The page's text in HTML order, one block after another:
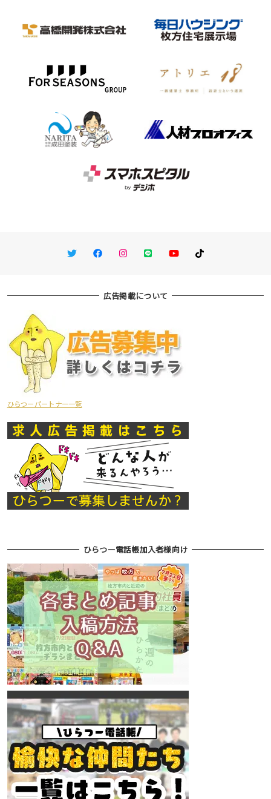
TwitterFacebookInstagram
LINE You TubeTikTok
広告掲載について
ひらつーパートナー一覧
ひらつー電話帳加入者様向け